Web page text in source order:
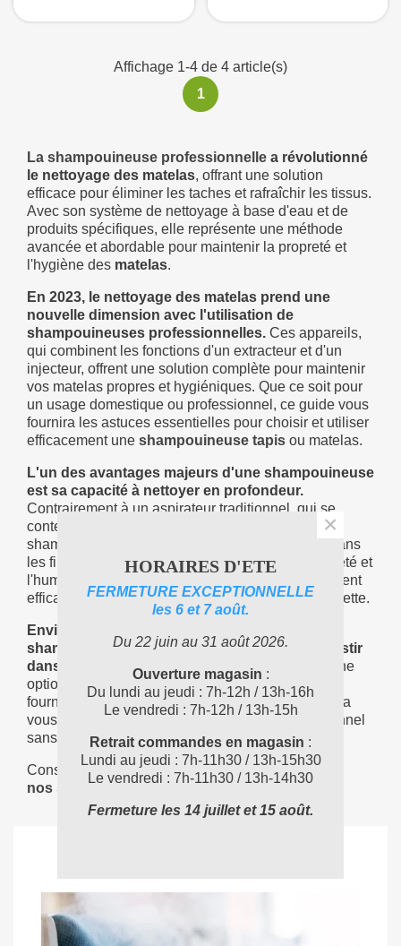
Affichage 1-4 de 4 article(s)
1
La shampouineuse professionnelle a révolutionné
le nettoyage des matelas, offrant une solution
efficace pour éliminer les taches et rafraîchir les tissus.
Avec son système de nettoyage à base d'eau et de
produits spécifiques, elle représente une méthode
avancée et abordable pour maintenir la propreté et
l'hygiène des matelas.
En 2023, le nettoyage des matelas prend une
nouvelle dimension avec l'utilisation de
shampouineuses professionnelles. Ces appareils,
qui combinent les fonctions d'un extracteur et d'un
injecteur, offrent une solution complète pour maintenir
vos matelas propres et hygiéniques. Que ce soit pour
un usage domestique ou professionnel, ce guide vous
fournira les astuces essentielles pour choisir et utiliser
efficacement une shampouineuse tapis ou matelas.
L'un des avantages majeurs d'une shampouineuse
est sa capacité à nettoyer en profondeur.
Contrairement à un aspirateur traditionnel, qui se
contente d'éliminer la poussière en surface, la
shampouineuse injecte une solution nettoyante dans
les fibres du matelas, puis l'extracteur retire la saleté et
l'humidité accumulées. Cette méthode est également
efficace pour les canapés, tapis, et même la moquette.
Envisagez la possibilité de louer une
shampouineuse si vous ne souhaitez pas investir
dans l'achat d'un équipement.
La location est une
option pratique, d'autant plus que de nombreux
fournisseurs proposent la livraison à domicile. Cela
vous permet de bénéficier d'un matériel professionnel
sans les coûts d'acquisition et de maintenance.
Consultez également
la page de
nos shampouineuses canapés.
HORAIRES D'ETE
FERMETURE EXCEPTIONNELLE
les 6 et 7 août.
Du 22 juin au 31 août 2026.
Ouverture magasin :
Du lundi au jeudi : 7h-12h / 13h-16h
Le vendredi : 7h-12h / 13h-15h
Retrait commandes en magasin :
Lundi au jeudi : 7h-11h30 / 13h-15h30
Le vendredi : 7h-11h30 / 13h-14h30
Fermeture les 14 juillet et 15 août.
×